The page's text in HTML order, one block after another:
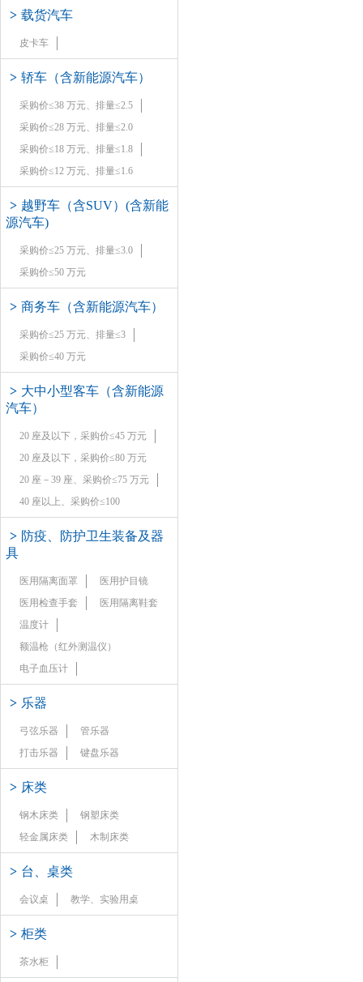
> 载货汽车
皮卡车
> 轿车（含新能源汽车）
采购价≤38 万元、排量≤2.5
采购价≤28 万元、排量≤2.0
采购价≤18 万元、排量≤1.8
采购价≤12 万元、排量≤1.6
> 越野车（含SUV）(含新能
源汽车)
采购价≤25 万元、排量≤3.0
采购价≤50 万元
> 商务车（含新能源汽车）
采购价≤25 万元、排量≤3
采购价≤40 万元
> 大中小型客车（含新能源
汽车）
20 座及以下，采购价≤45 万元
20 座及以下，采购价≤80 万元
20 座－39 座、采购价≤75 万元
40 座以上、采购价≤100
> 防疫、防护卫生装备及器
具
医用隔离面罩
医用护目镜
医用检查手套
医用隔离鞋套
温度计
额温枪（红外测温仪）
电子血压计
> 乐器
弓弦乐器
管乐器
打击乐器
键盘乐器
> 床类
钢木床类
钢塑床类
轻金属床类
木制床类
> 台、桌类
会议桌 教学、实验用桌
> 柜类
茶水柜